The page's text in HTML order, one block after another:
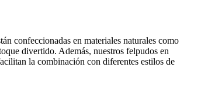
confeccionadas en materiales naturales como
divertido. Además, nuestros felpudos en
la combinación con diferentes estilos de